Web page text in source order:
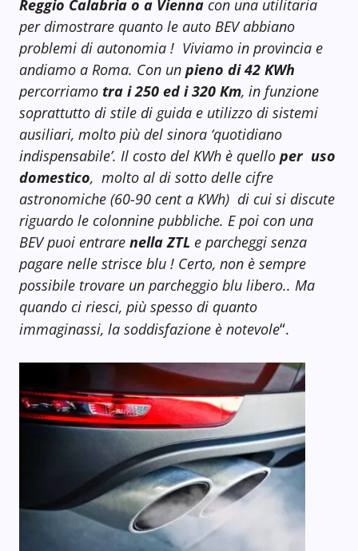
Reggio Calabria o a Vienna con una utilitaria
per dimostrare quanto le auto BEV abbiano
problemi di autonomia ! Viviamo in provincia e
andiamo a Roma. Con un pieno di 42 KWh
percorriamo tra i 250 ed i 320 Km, in funzione
soprattutto di stile di guida e utilizzo di sistemi
ausiliari, molto più del sinora ‘quotidiano
indispensabile’. Il costo del KWh è quello per uso
domestico, molto al di sotto delle cifre
astronomiche (60-90 cent a KWh) di cui si discute
riguardo le colonnine pubbliche. E poi con una
BEV puoi entrare nella ZTL e parcheggi senza
pagare nelle strisce blu ! Certo, non è sempre
possibile trovare un parcheggio blu libero.. Ma
quando ci riesci, più spesso di quanto
immaginassi, la soddisfazione è notevole“.